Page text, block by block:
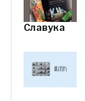
Славука